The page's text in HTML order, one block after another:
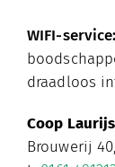
WIFI-service:
draadloos
Coop
Brouwerij